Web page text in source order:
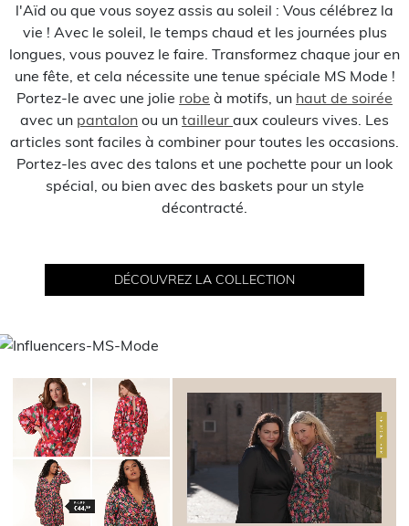
l'Aïd ou que vous soyez assis au soleil : Vous célébrez la
vie ! Avec le soleil, le temps chaud et les journées plus
longues, vous pouvez le faire. Transformez chaque jour en
une fête, et cela nécessite une tenue spéciale MS Mode !
Portez-le avec une jolie robe à motifs, un haut de soirée
avec un pantalon ou un tailleur aux couleurs vives. Les
articles sont faciles à combiner pour toutes les occasions.
Portez-les avec des talons et une pochette pour un look
spécial, ou bien avec des baskets pour un style
décontracté.
DÉCOUVREZ LA COLLECTION